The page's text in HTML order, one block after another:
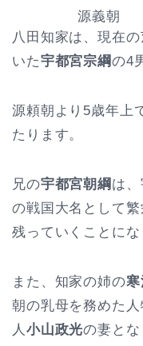
源義朝
八田知家は、現在
いた宇都宮宗綱の4
源頼朝より5歳年上
たります。
兄の宇都宮朝綱 は
の戦国大名として
残っていくことにな
また、知家の姉の寒
朝の乳母を務めた
人 小山政光の妻とな